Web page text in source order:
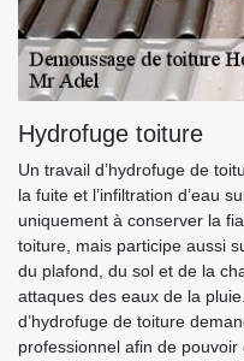
Hydrofuge toiture
Un travail d’hydrofuge de
la fuite et l’infiltration d’eau
uniquement à conserver la
toiture, mais participe aussi
du plafond, du sol et de la
attaques des eaux de la
d’hydrofuge de toiture
professionnel afin de